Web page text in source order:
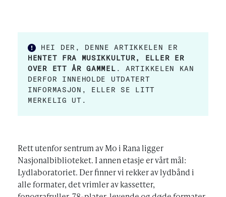
HEI DER, DENNE ARTIKKELEN ER
HENTET FRA MUSIKKULTUR, ELLER ER
OVER ETT ÅR GAMMEL . ARTIKKELEN KAN
DERFOR INNEHOLDE UTDATERT
INFORMASJON, ELLER SE LITT
MERKELIG UT.
Rett utenfor sentrum av Mo i Rana ligger
Nasjonalbiblioteket. I annen etasje er vårt mål:
Lydlaboratoriet. Der finner vi rekker av lydbånd i
alle formater, det vrimler av kassetter,